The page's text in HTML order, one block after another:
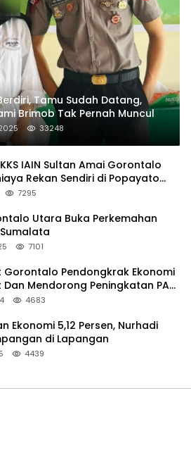
Tamu Sudah Datang,
Brimob Tak Pernah Muncul
33248
IAIN Sultan Amai Gorontalo
Rekan Sendiri di Popayato
7295
Utara Buka Perkemahan
7101
Gorontalo Pendongkrak Ekonomi
Mendorong Peningkatan PAD
4683
Ekonomi 5,12 Persen, Nurhadi
di Lapangan
4439